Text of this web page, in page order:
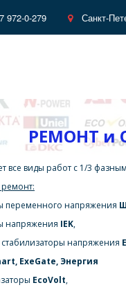
972-0-279 Санкт-
РЕМОНТ и
все виды работ с 1/3
переменного напряжения
напряжения IEK,
напряжения
ExeGate, Энергия
EcoVolt,